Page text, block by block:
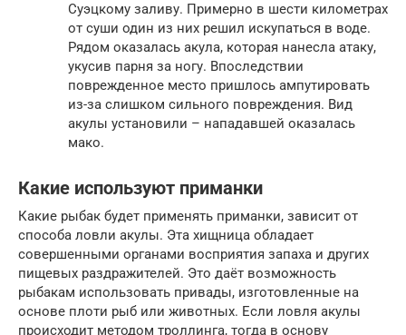
Суэцкому заливу. Примерно в шести километрах
от суши один из них решил искупаться в воде.
Рядом оказалась акула, которая нанесла атаку,
укусив парня за ногу. Впоследствии
поврежденное место пришлось ампутировать
из-за слишком сильного повреждения. Вид
акулы установили – нападавшей оказалась
мако.
Какие используют приманки
Какие рыбак будет применять приманки, зависит от
способа ловли акулы. Эта хищница обладает
совершенными органами восприятия запаха и других
пищевых раздражителей. Это даёт возможность
рыбакам использовать привады, изготовленные на
основе плоти рыб или животных. Если ловля акулы
происходит методом троллинга, тогда в основу